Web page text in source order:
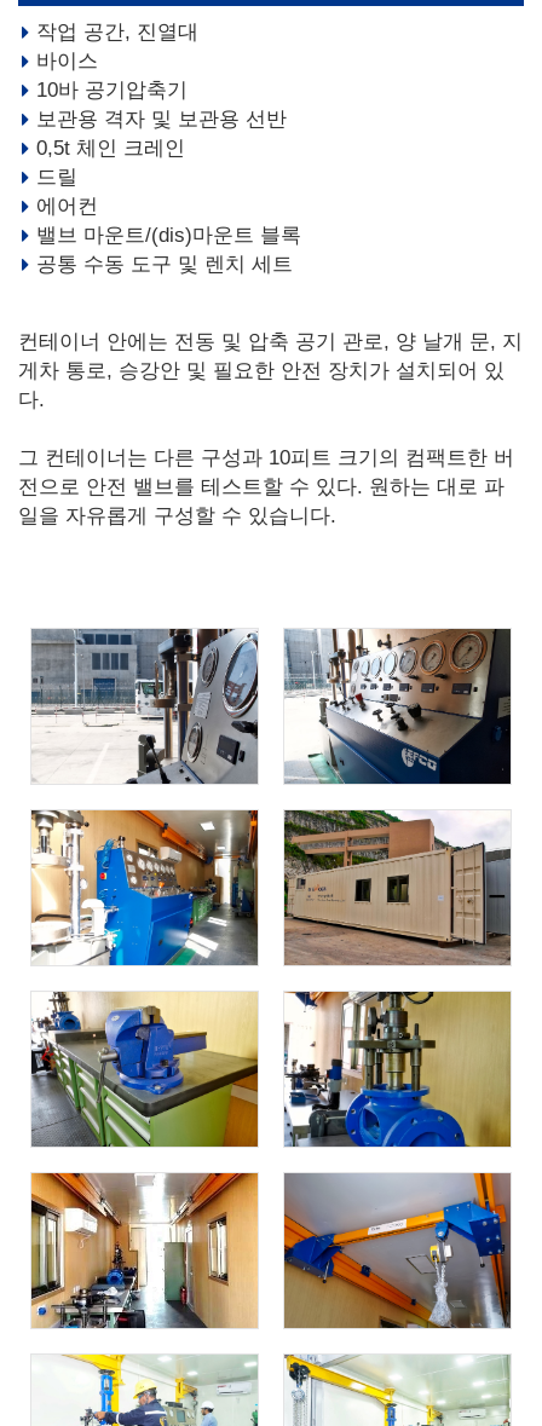
작업 공간, 진열대
바이스
10바 공기압축기
보관용 격자 및 보관용 선반
0,5t 체인 크레인
드릴
에어컨
밸브 마운트/(dis)마운트 블록
공통 수동 도구 및 렌치 세트
컨테이너 안에는 전동 및 압축 공기 관로, 양 날개 문, 지
게차 통로, 승강안 및 필요한 안전 장치가 설치되어 있
다.
그 컨테이너는 다른 구성과 10피트 크기의 컴팩트한 버
전으로 안전 밸브를 테스트할 수 있다. 원하는 대로 파
일을 자유롭게 구성할 수 있습니다.